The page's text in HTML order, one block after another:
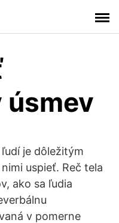
úsmev
je dôležitým
uspieť. Reč tela
ako sa ľudia
v pomerne